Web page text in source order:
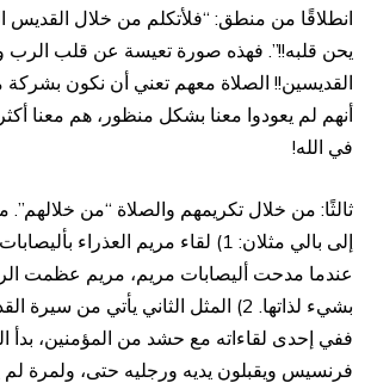
انطلاقًا من منطق: “فلأتكلم من خلال القديس
يحن قلبه!!”. فهذه صورة تعيسة عن قلب الرب
القديسين!! الصلاة معهم تعني أن نكون بشركة
أنهم لم يعودوا معنا بشكل منظور، هم معنا
في الله!
ثالثًا: من خلال تكريمهم والصلاة “من خلالهم”.
إلى بالي مثلان: 1) لقاء مريم العذراء
عندما مدحت أليصابات مريم، مريم عظمت
بشيء لذاتها. 2) المثل الثاني يأتي من
ففي إحدى لقاءاته مع حشد من المؤمنين، بدأ
فرنسيس ويقبلون يديه ورجليه حتى، ولمرة